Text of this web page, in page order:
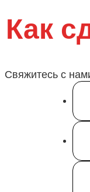
Как
Свяжитесь с